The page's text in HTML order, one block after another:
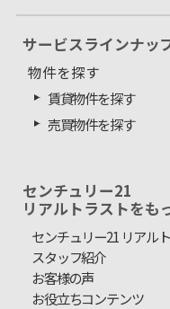
サービスラインナッ
物件を探す
賃貸物件を探す
売買物件を探す
センチュリー21
リアルトラストをも
センチュリー21 リアル
スタッフ紹介
お客様の声
お役立ちコンテンツ